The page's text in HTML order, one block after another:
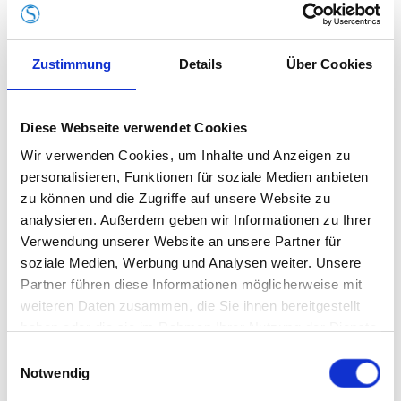
Zustimmung Details Über Cookies
Diese Webseite verwendet Cookies
Wir verwenden Cookies, um Inhalte und Anzeigen zu
personalisieren, Funktionen für soziale Medien anbieten
zu können und die Zugriffe auf unsere Website zu
analysieren. Außerdem geben wir Informationen zu Ihrer
Verwendung unserer Website an unsere Partner für
soziale Medien, Werbung und Analysen weiter. Unsere
Partner führen diese Informationen möglicherweise mit
weiteren Daten zusammen, die Sie ihnen bereitgestellt
Notwendig
Unternehmen
Wusstest du, dass #swissplastrail Innenverkleidungen für #Züge und
#Bahnen herstellt? An welche Bauteile denkt man [...]
Search
Suche nach:
Recent Posts
Übernahme durch die swissplast® group erfolgreich
umgesetzt